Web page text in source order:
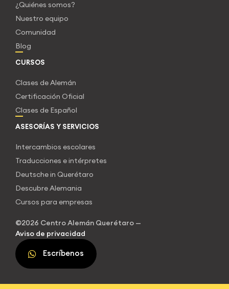
¿Quiénes somos?
Nuestro equipo
Comunidad
Blog
CURSOS
Clases de Alemán
Certificación Oficial
Clases de Español
ASESORÍAS Y SERVICIOS
Intercambios escolares
Traducciones e intérpretes
Deutsche in Querétaro
Descubre Alemania
Cursos para empresas
©2026 Centro Alemán Querétaro —
Aviso de privacidad
Escríbenos